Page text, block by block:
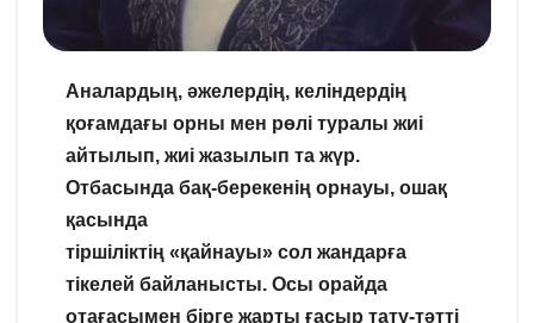
Аналардың, әжелердің, келіндердің
қоғамдағы орны мен рөлі туралы жиі
айтылып, жиі жазылып та жүр.
Отбасында бақ-берекенің орнауы, ошақ
қасында
тіршіліктің «қайнауы» сол жандарға
тікелей байланысты. Осы орайда
отағасымен бірге жарты ғасыр тату-тәтті